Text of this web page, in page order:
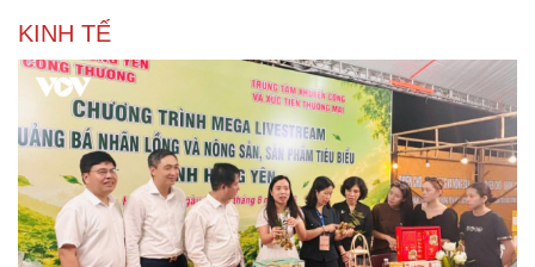
Cải chính
KINH TẾ